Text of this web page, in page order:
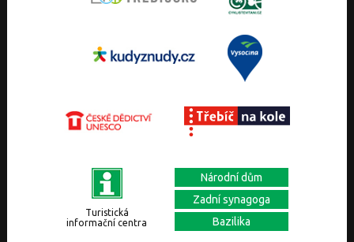
Turistická
informační centra
Národní dům
Zadní synagoga
Bazilika